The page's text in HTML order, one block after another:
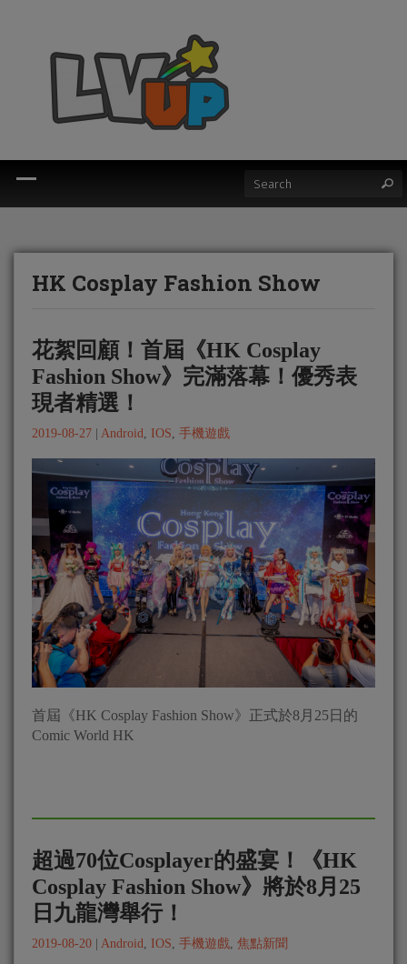
HK Cosplay Fashion Show
花絮回顧！首屆《HK Cosplay
Fashion Show》完滿落幕！優秀表
現者精選！
2019-08-27 Android, IOS, 手機遊戲
首屆《HK Cosplay Fashion Show》正式於8月25日的
Comic World HK
超過70位Cosplayer的盛宴！《HK
Cosplay Fashion Show》將於8月25
日九龍灣舉行！
2019-08-20 Android IOS 手機遊戲 焦點新聞